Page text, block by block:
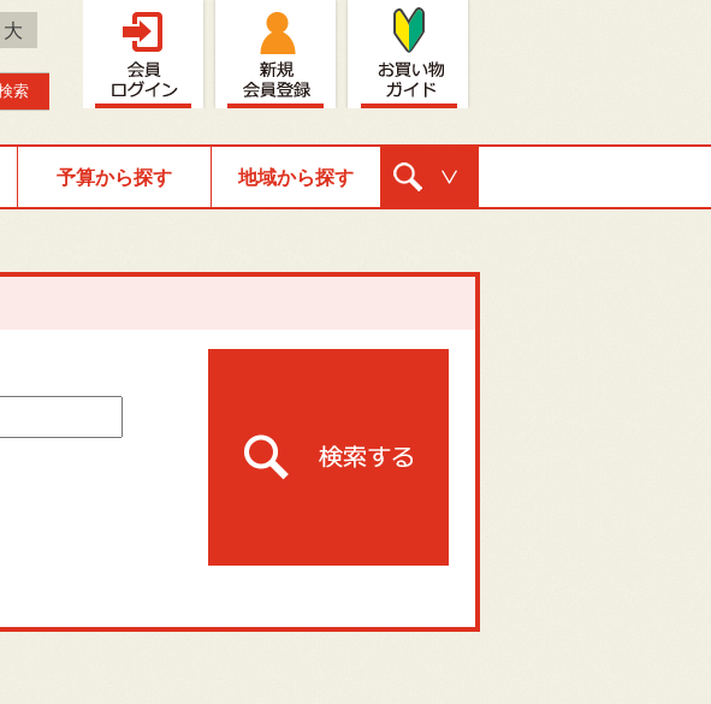
大
予算から探す 地域から探す